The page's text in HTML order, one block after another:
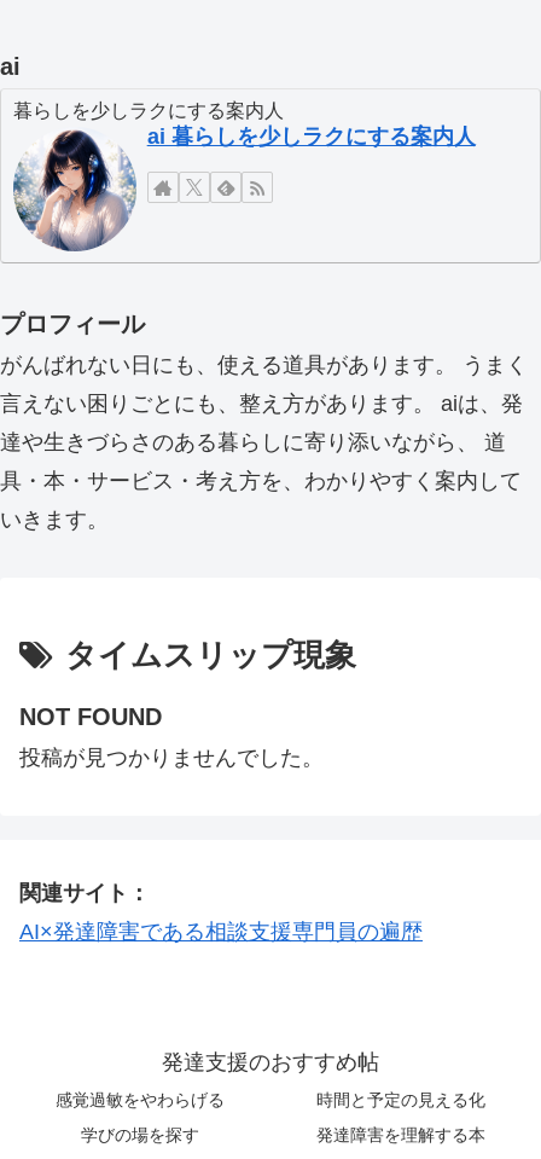
ai
暮らしを少しラクにする案内人
ai 暮らしを少しラクにする案内人
プロフィール
がんばれない日にも、使える道具があります。 うまく
言えない困りごとにも、整え方があります。 aiは、発
達や生きづらさのある暮らしに寄り添いながら、 道
具・本・サービス・考え方を、わかりやすく案内して
いきます。
タイムスリップ現象
NOT FOUND
投稿が見つかりませんでした。
関連サイト：
AI×発達障害である相談支援専門員の遍歴
発達支援のおすすめ帖
感覚過敏をやわらげる
時間と予定の見える化
学びの場を探す
発達障害を理解する本